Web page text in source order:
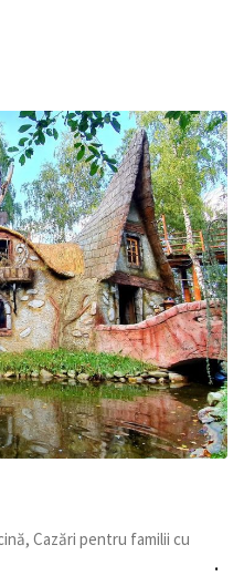
, Cazări pentru familii cu